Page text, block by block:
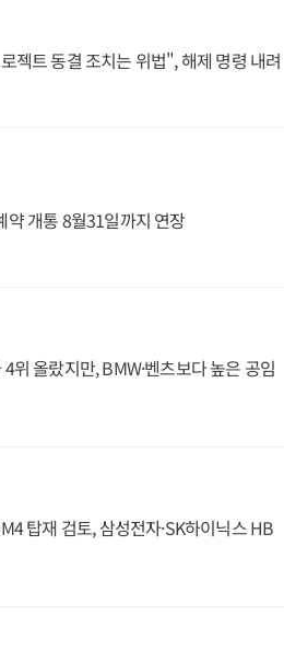
젝트 동결 조치는 위법", 해제 명령 내려
약 개통 8월31일까지 연장
위 올랐지만, BMW·벤츠보다 높은 공임
탑재 검토, 삼성전자·SK하이닉스 HB